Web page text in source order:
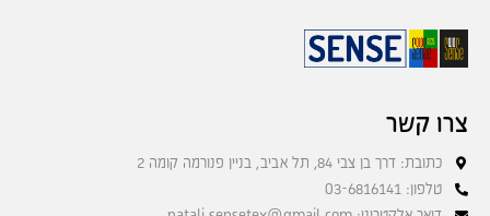
צרו קשר
כתובת: דרך בן צבי 84, תל אביב, בניין פנורמה קומה 2
טלפון: 03-6816141